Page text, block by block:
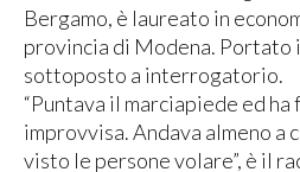
Bergamo, è laureato in
provincia di Modena. Portato
sottoposto a interrogatorio.
“Puntava il marciapiede ed ha
improvvisa. Andava almeno a
visto le persone volare”, è il